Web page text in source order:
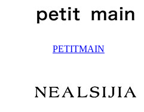
PETITMAIN